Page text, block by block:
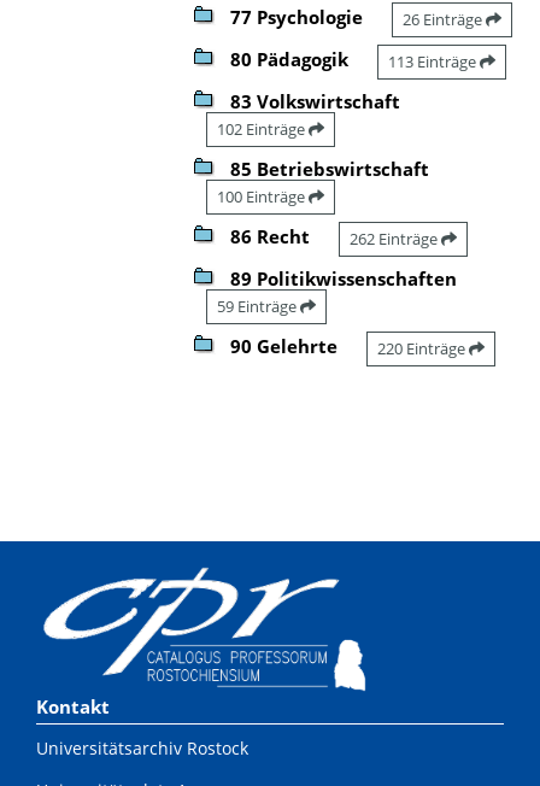
77 Psychologie 26 Einträge
80 Pädagogik 113 Einträge
83 Volkswirtschaft
102 Einträge
85 Betriebswirtschaft
100 Einträge
86 Recht 262 Einträge
89 Politikwissenschaften
59 Einträge
90 Gelehrte 220 Einträge
Kontakt
Universitätsarchiv Rostock